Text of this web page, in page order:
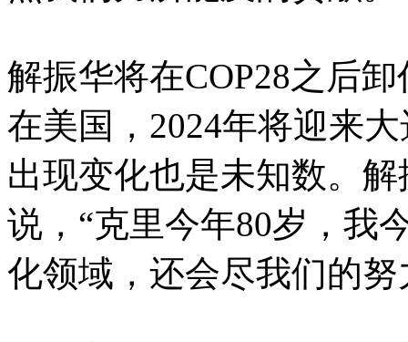
解振华将在COP28之后
在美国，2024年将迎来
出现变化也是未知数。
说，“克里今年80岁，我
化领域，还会尽我们的